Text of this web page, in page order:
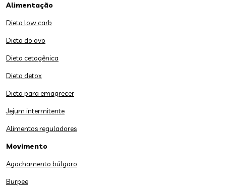
Alimentação
Dieta low carb
Dieta do ovo
Dieta cetogênica
Dieta detox
Dieta para emagrecer
Jejum intermitente
Alimentos reguladores
Movimento
Agachamento búlgaro
Burpee